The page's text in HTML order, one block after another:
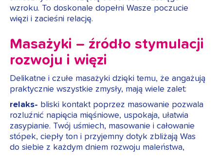
wzroku. To doskonale dopełni Wasze poczucie
więzi i zacieśni relację.
Masażyki – źródło stymulacji
rozwoju i więzi
Delikatne i czułe masażyki dzięki temu, że angażują
praktycznie wszystkie zmysły, mają wiele zalet:
relaks- bliski kontakt poprzez masowanie pozwala
rozluźnić napięcia mięśniowe, uspokaja, ułatwia
zasypianie. Twój uśmiech, masowanie i całowanie
stópek, ciepły ton i przyjemny dotyk zbliżają Was
do siebie z każdym dniem rozwoju maleństwa,